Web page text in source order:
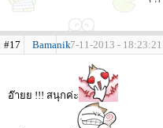
#17 Bamanik17-11-2013 - 18:23:21
อ๊ายย !!! สนุกค่ะ